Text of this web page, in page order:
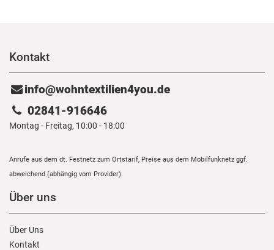
Kontakt
info@wohntextilien4you.de
02841-916646
Montag - Freitag, 10:00 - 18:00
Anrufe aus dem dt. Festnetz zum Ortstarif, Preise aus dem Mobilfunknetz ggf.
abweichend (abhängig vom Provider).
Über uns
Über Uns
Kontakt